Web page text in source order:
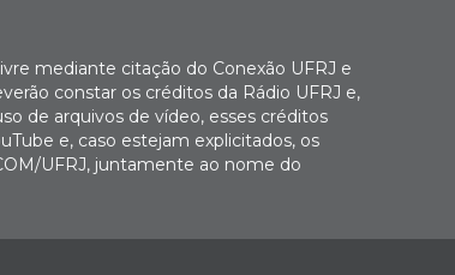
mediante citação do Conexão UFRJ e
constar os créditos da Rádio UFRJ e,
de arquivos de vídeo, esses créditos
e, caso estejam explicitados, os
UFRJ, juntamente ao nome do